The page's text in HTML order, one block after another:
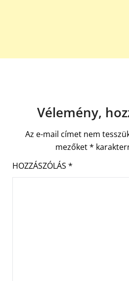
Vélemény,
Az e-mail címet nem
mezőket*
HOZZÁSZÓLÁS *